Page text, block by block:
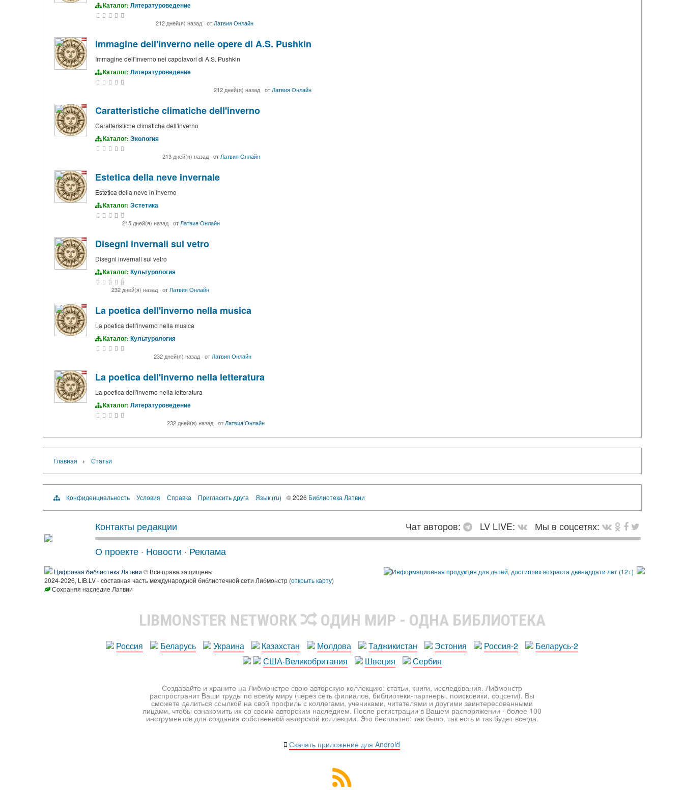
Каталог: Литературоведение
212 дней(я) назад · от Латвия Онлайн
Immagine dell'inverno nelle opere di A.S. Pushkin
Immagine dell'inverno nei capolavori di A.S. Pushkin
Каталог: Литературоведение
212 дней(я) назад · от Латвия Онлайн
Caratteristiche climatiche dell'inverno
Caratteristiche climatiche dell'inverno
Каталог: Экология
213 дней(я) назад · от Латвия Онлайн
Estetica della neve invernale
Estetica della neve in inverno
Каталог: Эстетика
215 дней(я) назад · от Латвия Онлайн
Disegni invernali sul vetro
Disegni invernali sul vetro
Каталог: Культурология
232 дней(я) назад · от Латвия Онлайн
La poetica dell'inverno nella musica
La poetica dell'inverno nella musica
Каталог: Культурология
232 дней(я) назад · от Латвия Онлайн
La poetica dell'inverno nella letteratura
La poetica dell'inverno nella letteratura
Каталог: Литературоведение
232 дней(я) назад · от Латвия Онлайн
Главная › Статьи
Конфиденциальность Условия Справка Пригласить друга Язык (ru) © 2026 Библиотека Латвии
Контакты редакции Чат авторов: LV LIVE:
Мы в соцсетях:
О проекте · Новости · Реклама
Цифровая библиотека Латвии © Все права защищены
2024-2026, LIB.LV - составная часть международной библиотечной сети Либмонстр (открыть карту)
Сохраняя наследие Латвии
LIBMONSTER NETWORK ОДИН МИР - ОДНА БИБЛИОТЕКА
Россия Беларусь Украина Казахстан Молдова Таджикистан Эстония Россия-2
Беларусь-2
США-Великобритания
Швеция Сербия
Создавайте и храните на Либмонстре свою авторскую коллекцию: статьи, книги, исследования. Либмонстр
распространит Ваши труды по всему миру (через сеть филиалов, библиотеки-партнеры, поисковики, соцсети). Вы
сможете делиться ссылкой на свой профиль с коллегами, учениками, читателями и другими заинтересованными
лицами, чтобы ознакомить их со своим авторским наследием. После регистрации в Вашем распоряжении - более 100
инструментов для создания собственной авторской коллекции. Это бесплатно: так было, так есть и так будет всегда.
Скачать приложение для Android